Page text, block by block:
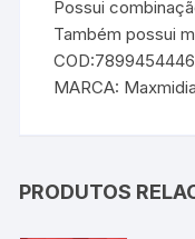
Possui
Também possui
MARCA: Maxmidia
PRODUTOS